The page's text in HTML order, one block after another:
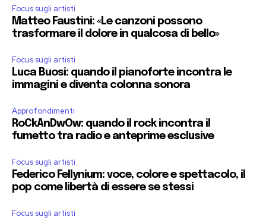
Focus sugli artisti
Matteo Faustini: «Le canzoni possono
trasformare il dolore in qualcosa di bello»
Focus sugli artisti
Luca Buosi: quando il pianoforte incontra le
immagini e diventa colonna sonora
Approfondimenti
RoCkAnDwOw: quando il rock incontra il
fumetto tra radio e anteprime esclusive
Focus sugli artisti
Federico Fellynium: voce, colore e spettacolo, il
pop come libertà di essere se stessi
Focus sugli artisti